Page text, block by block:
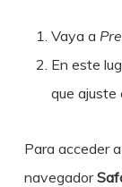
Vaya a
En este
que ajuste
Para acceder
navegador